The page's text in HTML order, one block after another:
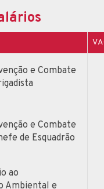
e Combate
e Combate
de Esquadrão
ao
Ambiental e